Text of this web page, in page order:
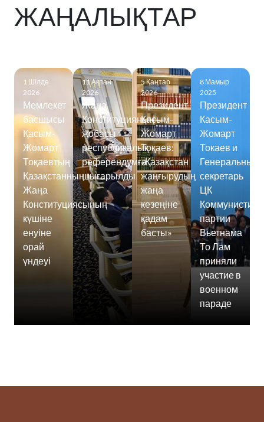
ЖАҢАЛЫҚТАР
1 Шілде
2026
Мемлекет
басшысы
Қасым-
Жомарт
Тоқаевтың
Қазақстанның
Жаңа
Конституциясының
күшіне
енуіне
орай
үндеуі
11 Ақпан
2026
Жаңа
Конституцияның
жобасы
республикалық
референдумға
шығарылды
5 Қаңтар
2026
Президент
Қасым-
Жомарт
Тоқаев:
«Қазақстан
жаңғырудың
жаңа
кезеңіне
қадам
басты»
8 Мамыр
2025
Президент
Касым-
Жомарт
Токаев и
Генеральный
секретарь
ЦК
партии
Вьетнама
То Лам
приняли
участие в
военном
параде